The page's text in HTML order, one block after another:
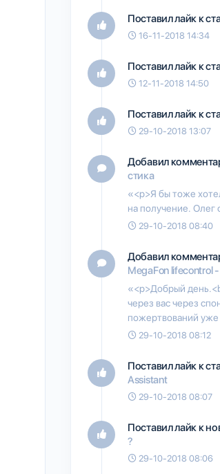
Поставил лайк к
16-11-2018 14:34
Поставил лайк к
12-11-2018 14:50
Поставил лайк к
29-10-2018 13:07
Добавил
стика
«<p>Я бы тоже
на получение. Олег
29-10-2018 08:40
Добавил
MegaFon lifecontrol
«<p>Добрый
через вас через
пожертвований уже
29-10-2018 08:12
Поставил лайк к
Assistant
29-10-2018 08:07
Поставил лайк к
?
29-10-2018 08:06